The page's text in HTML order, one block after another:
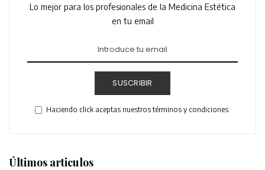
Lo mejor para los profesionales de la Medicina Estética
en tu email
SUSCRIBIR
Haciendo click aceptas nuestros términos y condiciones.
Últimos articulos